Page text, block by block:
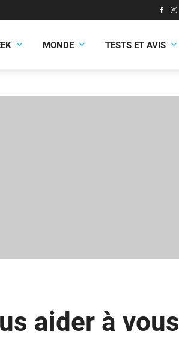
MONDE TESTS ET AVIS
aider à vous